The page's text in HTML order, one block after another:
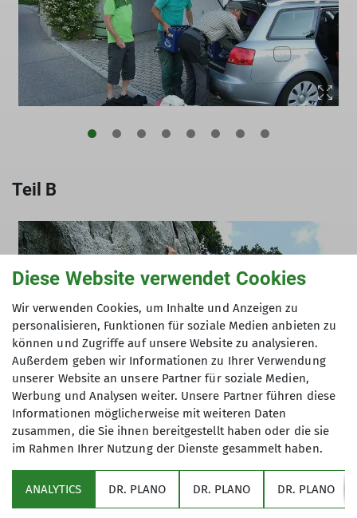
Teil B
Diese Website verwendet Cookies
Wir verwenden Cookies, um Inhalte und Anzeigen zu
personalisieren, Funktionen für soziale Medien anbieten zu
können und Zugriffe auf unsere Website zu analysieren.
Außerdem geben wir Informationen zu Ihrer Verwendung
unserer Website an unsere Partner für soziale Medien,
Werbung und Analysen weiter. Unsere Partner führen diese
Informationen möglicherweise mit weiteren Daten
zusammen, die Sie ihnen bereitgestellt haben oder die sie
im Rahmen Ihrer Nutzung der Dienste gesammelt haben.
ANALYTICS DR. PLANO DR. PLANO DR. PLANO